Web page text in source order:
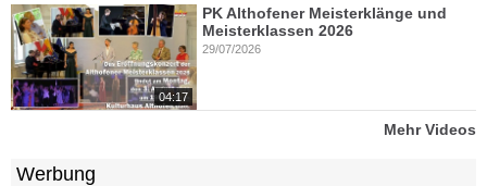
04:17
PK Althofener Meisterklänge und
Meisterklassen 2026
29/07/2026
Mehr Videos
Werbung